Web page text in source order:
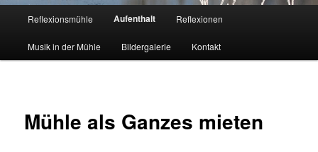
principal
Reflexionsmühle Aufenthalt Reflexionen
Musik in der Mühle Bildergalerie Kontakt
Mühle als Ganzes mieten